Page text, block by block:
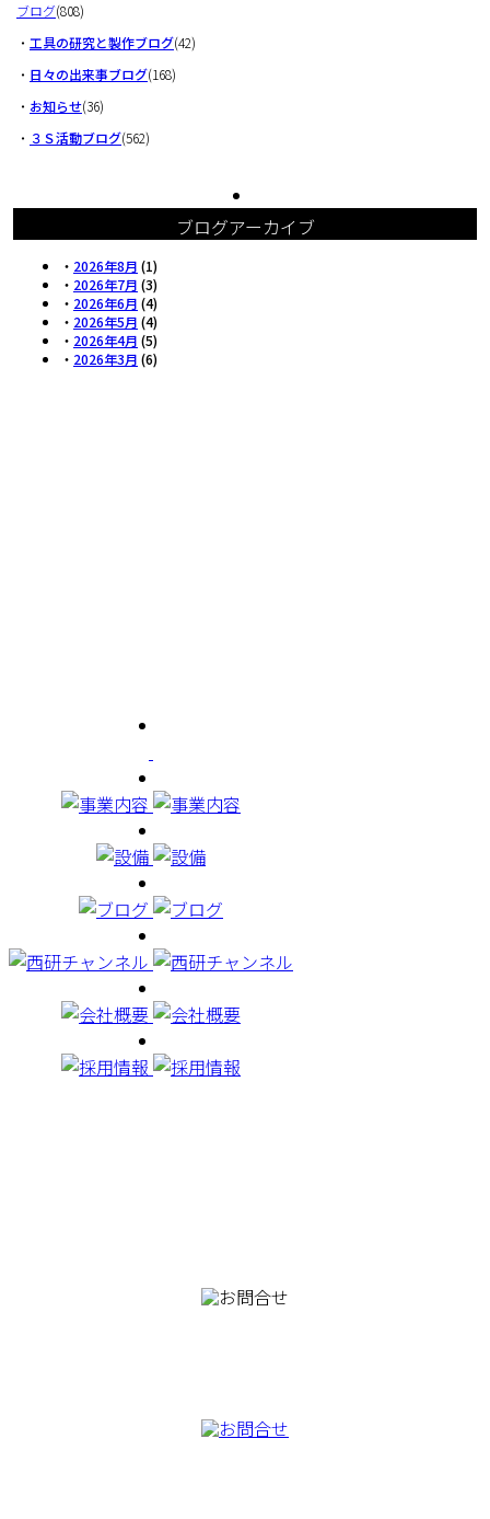
ブログ(808)
・ 工具の研究と製作ブログ(42)
・ 日々の出来事ブログ(168)
・ お知らせ(36)
・ ３Ｓ活動ブログ(562)
ブログアーカイブ
・ 2026年8月 (1)
・ 2026年7月 (3)
・ 2026年6月 (4)
・ 2026年5月 (4)
・ 2026年4月 (5)
・ 2026年3月 (6)